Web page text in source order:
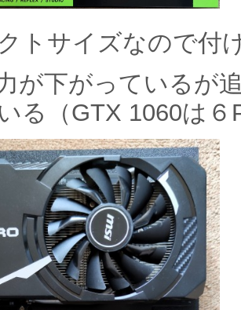
トサイズなので付
が下がっているが
る（GTX 1060は６